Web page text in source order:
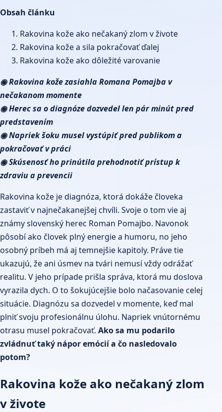
Obsah článku
Rakovina kože ako nečakaný zlom v živote
Rakovina kože a sila pokračovať ďalej
Rakovina kože ako dôležité varovanie
◉ Rakovina kože zasiahla Romana Pomajba v
nečakanom momente
◉ Herec sa o diagnóze dozvedel len pár minút pred
predstavením
◉ Napriek šoku musel vystúpiť pred publikom a
pokračovať v práci
◉ Skúsenosť ho prinútila prehodnotiť prístup k
zdraviu a prevencii
Rakovina kože je diagnóza, ktorá dokáže človeka
zastaviť v najnečakanejšej chvíli. Svoje o tom vie aj
známy slovenský herec Roman Pomajbo. Navonok
pôsobí ako človek plný energie a humoru, no jeho
osobný príbeh má aj temnejšie kapitoly. Práve tie
ukazujú, že ani úsmev na tvári nemusí vždy odrážať
realitu. V jeho prípade prišla správa, ktorá mu doslova
vyrazila dych. O to šokujúcejšie bolo načasovanie celej
situácie. Diagnózu sa dozvedel v momente, keď mal
plniť svoju profesionálnu úlohu. Napriek vnútornému
otrasu musel pokračovať. Ako sa mu podarilo
zvládnuť taký nápor emócií a čo nasledovalo
potom?
Rakovina kože ako nečakaný zlom
v živote